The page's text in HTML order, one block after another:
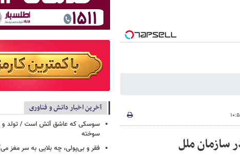
آخرین اخبار دانش و فناوری
سوسکی که عاشق آتش است / تولد و
سوخته
فقر و بی‌پولی، چه بلایی به سر مغز